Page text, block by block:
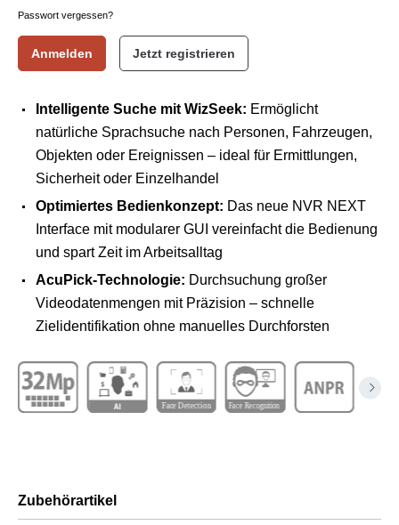
Passwort vergessen?
Anmelden Jetzt registrieren
Intelligente Suche mit WizSeek: Ermöglicht
natürliche Sprachsuche nach Personen, Fahrzeugen,
Objekten oder Ereignissen – ideal für Ermittlungen,
Sicherheit oder Einzelhandel
Optimiertes Bedienkonzept: Das neue NVR NEXT
Interface mit modularer GUI vereinfacht die Bedienung
und spart Zeit im Arbeitsalltag
AcuPick-Technologie: Durchsuchung großer
Videodatenmengen mit Präzision – schnelle
Zielidentifikation ohne manuelles Durchforsten
Zubehörartikel